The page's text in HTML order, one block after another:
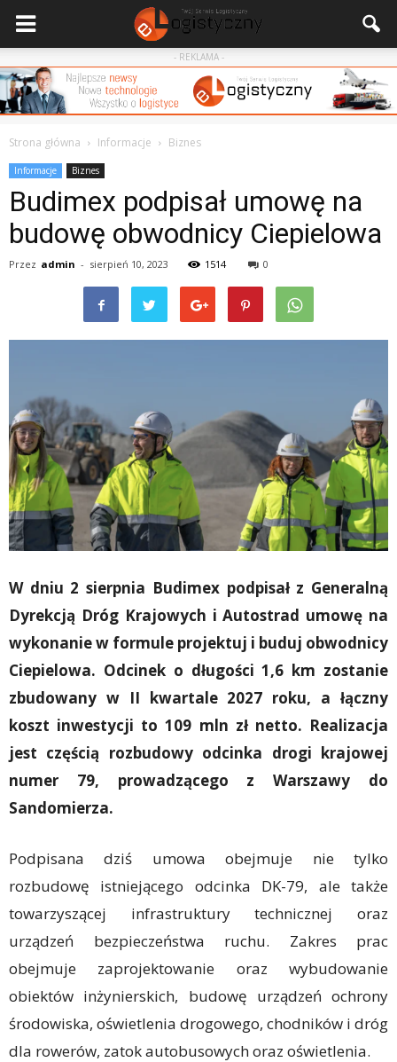
- REKLAMA -
Strona główna Informacje Biznes
Informacje Biznes
Budimex podpisał umowę na
budowę obwodnicy Ciepielowa
Przez admin - sierpień 10, 2023 1514 0
W dniu 2 sierpnia Budimex podpisał z Generalną
Dyrekcją Dróg Krajowych i Autostrad umowę na
wykonanie w formule projektuj i buduj obwodnicy
Ciepielowa. Odcinek o długości 1,6 km zostanie
zbudowany w II kwartale 2027 roku, a łączny
koszt inwestycji to 109 mln zł netto. Realizacja
jest częścią rozbudowy odcinka drogi krajowej
numer 79, prowadzącego z Warszawy do
Sandomierza.
Podpisana dziś umowa obejmuje nie tylko
rozbudowę istniejącego odcinka DK-79, ale także
towarzyszącej infrastruktury technicznej oraz
urządzeń bezpieczeństwa ruchu. Zakres prac
obejmuje zaprojektowanie oraz wybudowanie
obiektów inżynierskich, budowę urządzeń ochrony
środowiska, oświetlenia drogowego, chodników i dróg
dla rowerów, zatok autobusowych oraz oświetlenia.